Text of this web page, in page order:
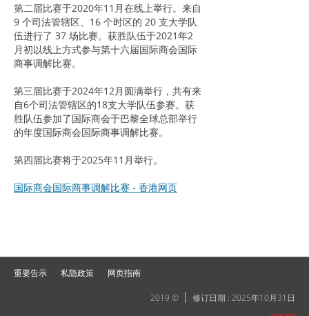
第二届比赛于2020年11月在线上举行。来自
9 个司法管辖区、16 个时区的 20 支大学队
伍进行了 37 场比赛。获胜队伍于2021年2
月初以线上方式参与第十六届国际商会国际
商事调解比赛。
第三届比赛于2024年12月圆满举行，共有来
自6个司法管辖区的18支大学队伍参赛。获
胜队伍参加了国际商会于巴黎全球总部举行
的年度国际商会国际商事调解比赛。
第四届比赛将于2025年11月举行。
国际商会国际商事调解比赛 - 香港网页
重要告示 私隐政策 网页指南
2019 © 修订日期 : 2025年10月31日